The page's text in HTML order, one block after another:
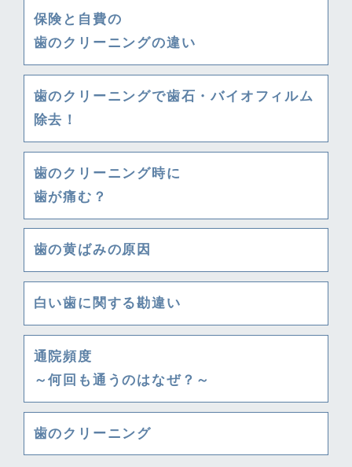
保険と自費の
歯のクリーニングの違い
歯のクリーニングで歯石・バイオフィルム
除去！
歯のクリーニング時に
歯が痛む？
歯の黄ばみの原因
白い歯に関する勘違い
通院頻度
～何回も通うのはなぜ？～
歯のクリーニング